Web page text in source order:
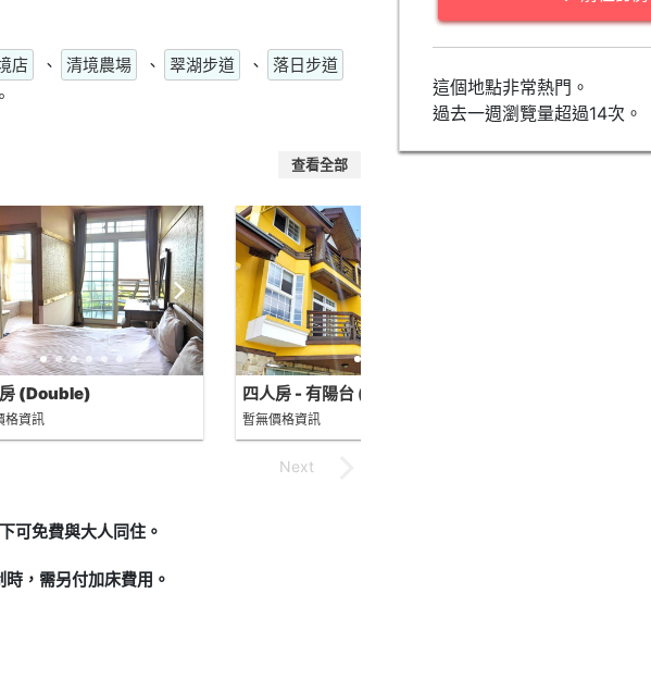
店 、 清境農場 、 翠湖步道 、
落日步道
查看全部
(Double)
格資訊
四人房 - 有陽台 (Quadruple
Room with Balcony)
暫無價格資訊
可免費與大人同住。
，需另付加床費用。
這個地點非常熱門。
過去一週瀏覽量超過14次。